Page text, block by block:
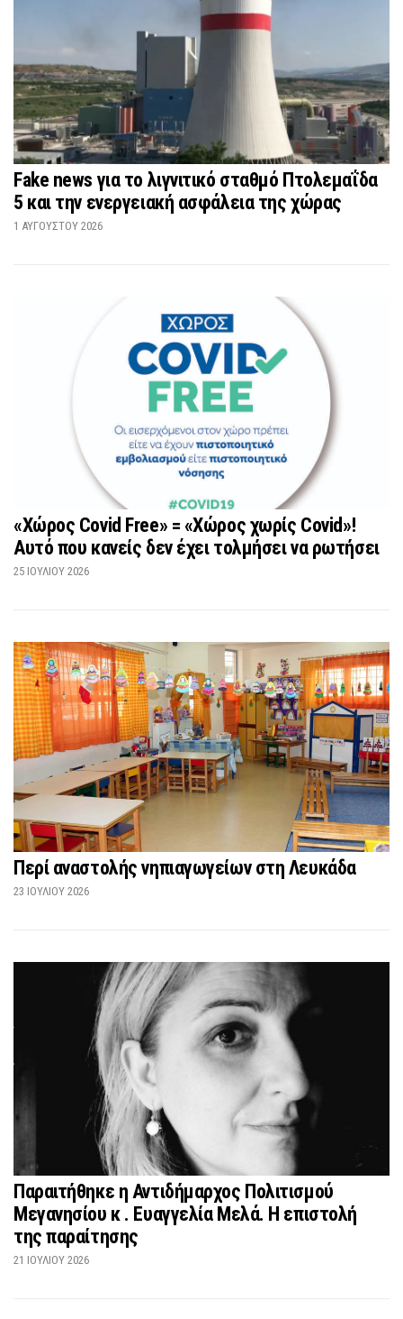
Fake news για το λιγνιτικό σταθμό Πτολεμαΐδα
5 και την ενεργειακή ασφάλεια της χώρας
1 ΑΥΓΟΎΣΤΟΥ 2026
«Χώρος Covid Free» = «Χώρος χωρίς Covid»!
Αυτό που κανείς δεν έχει τολμήσει να ρωτήσει
25 ΙΟΥΛΊΟΥ 2026
Περί αναστολής νηπιαγωγείων στη Λευκάδα
23 ΙΟΥΛΊΟΥ 2026
Παραιτήθηκε η Αντιδήμαρχος Πολιτισμού
Μεγανησίου κ . Ευαγγελία Μελά. Η επιστολή
της παραίτησης
21 ΙΟΥΛΊΟΥ 2026